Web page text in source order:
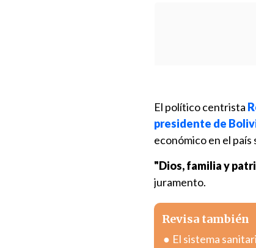
El político centrista
presidente de
económico en el país
"Dios, familia y
juramento.
Revisa también
El sistema